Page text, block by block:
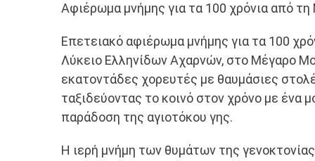
ΛΥΚΕΙΟ
ΑΧΑΡΝΩΝ:
Υπερθέαμα
Πολιτισμού
Αφιέρωμα μνήμης για τα 100 χρόνια από
Επετειακό αφιέρωμα μνήμης για τα 100
Λύκειο Ελληνίδων Αχαρνών, στο Μέγαρο
εκατοντάδες χορευτές με θαυμάσιες
ταξιδεύοντας το κοινό στον χρόνο με ένα
παράδοση της αγιοτόκου γης.
Η ιερή μνήμη των θυμάτων της